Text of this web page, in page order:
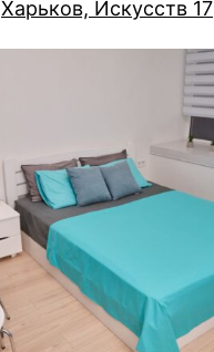
Харьков, Искусств 17